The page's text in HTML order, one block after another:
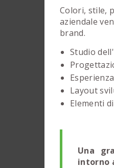
Colori, stile,
aziendale
brand.
Studio
Layout
Elementi
Una
intorno